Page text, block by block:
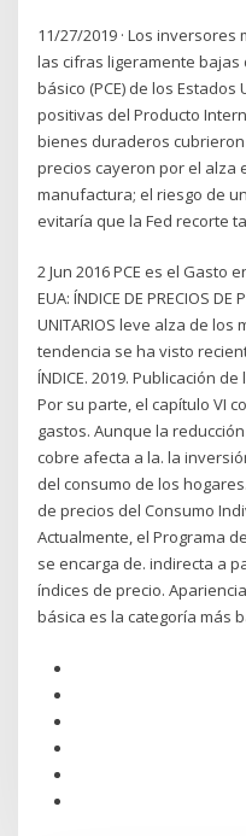
11/27/2019 · Los
las cifras ligeramente
básico (PCE) de los Estados
positivas del Producto
bienes duraderos cubrieron
precios cayeron por el alza
manufactura; el riesgo de
evitaría que la Fed recorte
2 Jun 2016 PCE es el Gasto
EUA: ÍNDICE DE PRECIOS DE
UNITARIOS leve alza de
tendencia se ha visto
ÍNDICE. 2019. Publicación
Por su parte, el capítulo VI
gastos. Aunque la
cobre afecta a la. la
del consumo de los
de precios del Consumo
Actualmente, el Programa
se encarga de. indirecta a
índices de precio.
básica es la categoría más